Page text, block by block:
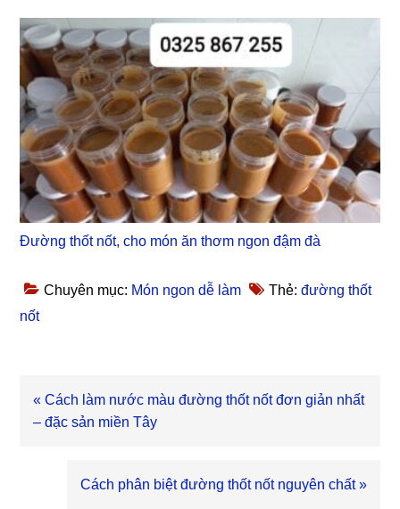
Đường thốt nốt, cho món ăn thơm ngon đậm đà
Chuyên mục: Món ngon dễ làm Thẻ:đường thốt
nốt
Bài
viết
« Cách làm nước màu đường thốt nốt đơn giản nhất
– đặc sản miền Tây
Bài
Cách phân biệt đường thốt nốt nguyên chất »